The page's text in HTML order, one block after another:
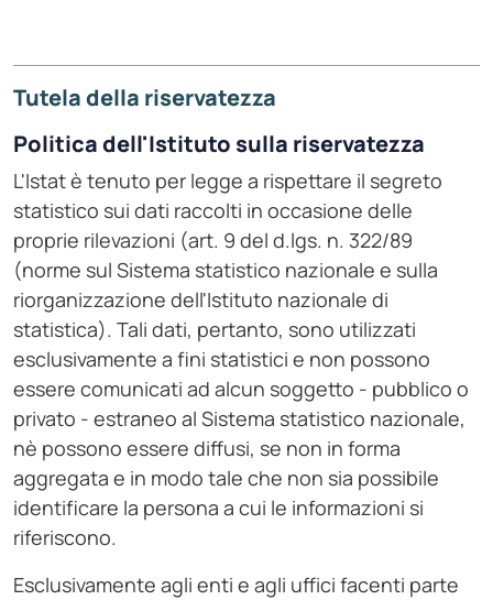
Tutela della riservatezza
Politica dell'Istituto sulla riservatezza
L'Istat è tenuto per legge a rispettare il segreto
statistico sui dati raccolti in occasione delle
proprie rilevazioni (art. 9 del d.lgs. n. 322/89
(norme sul Sistema statistico nazionale e sulla
riorganizzazione dell'Istituto nazionale di
statistica). Tali dati, pertanto, sono utilizzati
esclusivamente a fini statistici e non possono
essere comunicati ad alcun soggetto - pubblico o
privato - estraneo al Sistema statistico nazionale,
nè possono essere diffusi, se non in forma
aggregata e in modo tale che non sia possibile
identificare la persona a cui le informazioni si
riferiscono.
Esclusivamente agli enti e agli uffici facenti parte